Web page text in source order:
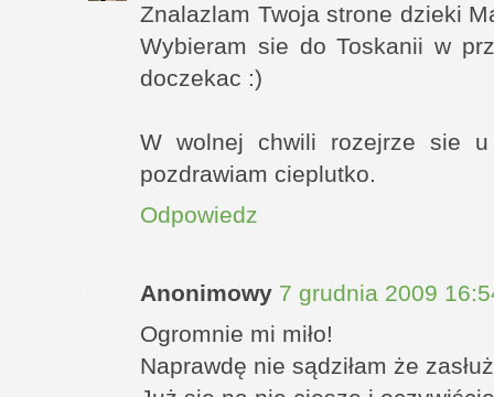
Znalazlam Twoja strone dzieki
Wybieram sie do Toskanii w
doczekac :)
W wolnej chwili rozejrze sie
pozdrawiam cieplutko.
Odpowiedz
Anonimowy 7 grudnia 2009
Ogromnie mi miło!
Naprawdę nie sądziłam że